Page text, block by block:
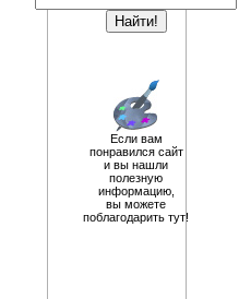
Если вам
понравился сайт
и вы нашли
полезную
информацию,
вы можете
поблагодарить тут!